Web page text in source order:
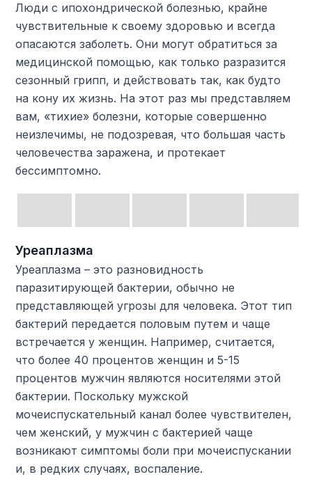
Люди с ипохондрической болезнью, крайне
чувствительные к своему здоровью и всегда
опасаются заболеть. Они могут обратиться за
медицинской помощью, как только разразится
сезонный грипп, и действовать так, как будто
на кону их жизнь. На этот раз мы представляем
вам, «тихие» болезни, которые совершенно
неизлечимы, не подозревая, что большая часть
человечества заражена, и протекает
бессимптомно.
Уреаплазма
Уреаплазма – это разновидность
паразитирующей бактерии, обычно не
представляющей угрозы для человека. Этот тип
бактерий передается половым путем и чаще
встречается у женщин. Например, считается,
что более 40 процентов женщин и 5-15
процентов мужчин являются носителями этой
бактерии. Поскольку мужской
мочеиспускательный канал более чувствителен,
чем женский, у мужчин с бактерией чаще
возникают симптомы боли при мочеиспускании
и, в редких случаях, воспаление.